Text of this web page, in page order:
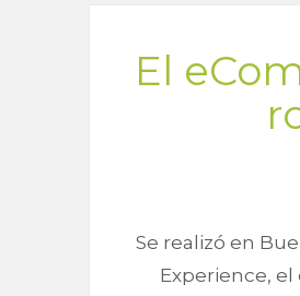
El
Se realizó en
Experience,